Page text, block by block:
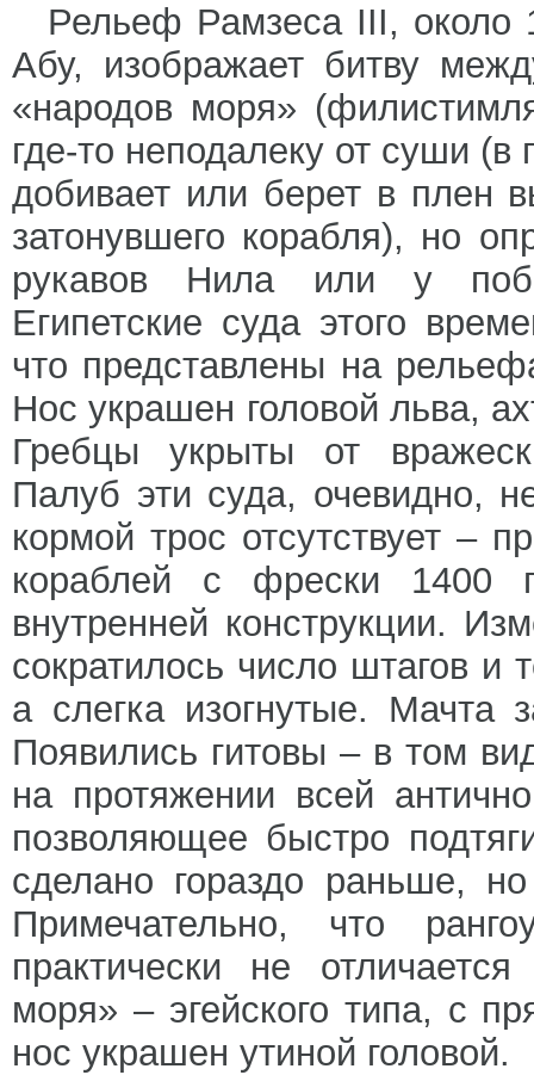
Рельеф Рамзеса III, около
Абу, изображает битву
«народов моря»
где-то неподалеку от суши (в
добивает или берет в плен
затонувшего корабля), но
рукавов Нила или у
Египетские суда этого
что представлены на
Нос украшен головой льва,
Гребцы укрыты от
Палуб эти суда, очевидно,
кормой трос отсутствует –
кораблей с фрески 1400
внутренней конструкции.
сократилось число штагов
а слегка изогнутые. Мачта
Появились гитовы – в том
на протяжении всей
позволяющее быстро
сделано гораздо раньше,
Примечательно, что
практически не
моря» – эгейского типа, с
нос украшен утиной головой.